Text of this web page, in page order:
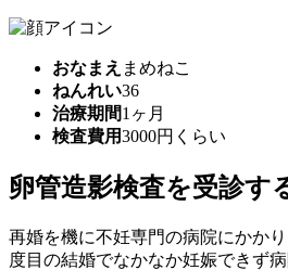
おなまえ まめねこ
ねんれい36
治療期間1ヶ月
検査費用3000円くらい
卵管造影検査を受診す
再婚を機に不妊専門の病院にかか
度目の結婚でなかなか妊娠できず